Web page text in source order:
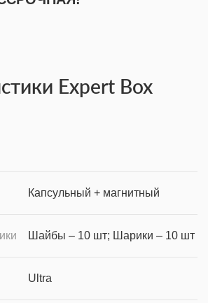
Expert Box
Капсульный + магнитный
Шайбы – 10 шт; Шарики – 10 шт
Ultra